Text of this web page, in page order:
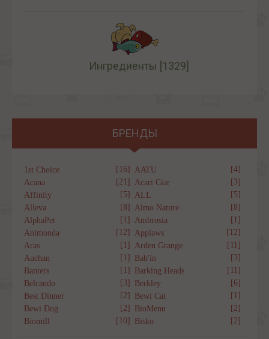
Ингредиенты [1329]
БРЕНДЫ
1st Choice [16] AATU
[4]
Acana
[21] Acari Ciar
[3]
Affinity
[5] ALL
[5]
Alleva
[8] Almo Nature
[8]
AlphaPet
[1] Ambrosia
[1]
Animonda
[12] Applaws
[12]
Aras
[1] Arden Grange
[11]
Auchan
[1] Bab'in
[3]
Banters
[1] Barking Heads
[11]
Belcando
[3] Berkley
[6]
Best Dinner
[2] Bewi Cat
[1]
Bewi Dog
[2] BioMenu
[2]
Biomill
[10] Bisko [2]